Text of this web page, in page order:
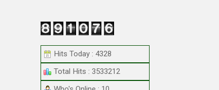
Hits Today : 4328
Total Hits : 3533212